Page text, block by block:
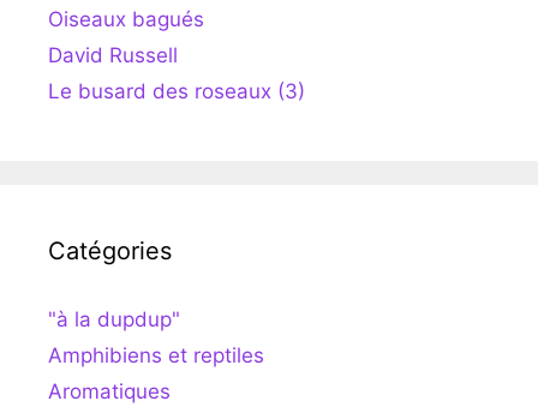
Oiseaux bagués
David Russell
Le busard des roseaux (3)
Catégories
"à la dupdup"
Amphibiens et reptiles
Aromatiques